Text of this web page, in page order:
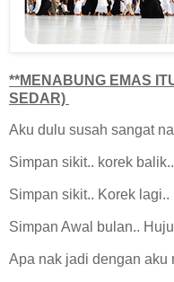
**MENABUNG EMAS
SEDAR)
Aku dulu susah sangat
Simpan sikit.. korek balik..
Simpan sikit.. Korek lagi..
Simpan Awal bulan..
Apa nak jadi dengan aku